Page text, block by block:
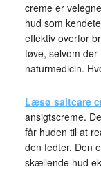
creme er
hud som
effektiv overfor
tøve, selvom
naturmedicin.
Læsø saltcare
ansigtscreme.
får huden til at
den fedter. Den
skællende hud